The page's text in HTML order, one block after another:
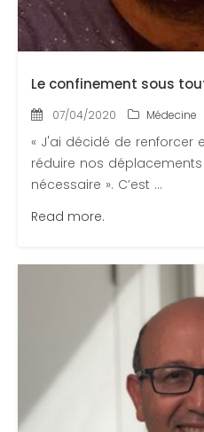
Le confinement sous
07/04/2020 Médecine
« J'ai décidé de renforcer
réduire nos
nécessaire ». C’est ...
Read more.